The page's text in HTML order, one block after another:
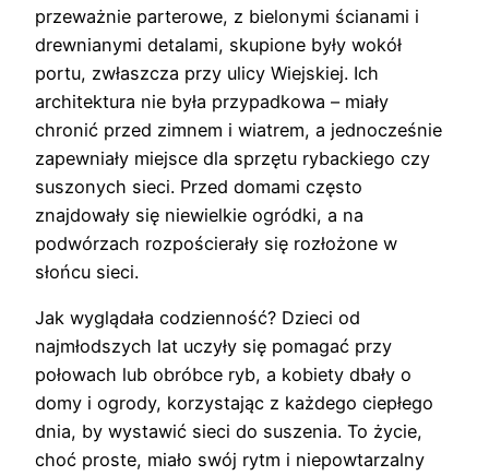
przeważnie parterowe, z bielonymi ścianami i
drewnianymi detalami, skupione były wokół
portu, zwłaszcza przy ulicy Wiejskiej. Ich
architektura nie była przypadkowa – miały
chronić przed zimnem i wiatrem, a jednocześnie
zapewniały miejsce dla sprzętu rybackiego czy
suszonych sieci. Przed domami często
znajdowały się niewielkie ogródki, a na
podwórzach rozpościerały się rozłożone w
słońcu sieci.
Jak wyglądała codzienność? Dzieci od
najmłodszych lat uczyły się pomagać przy
połowach lub obróbce ryb, a kobiety dbały o
domy i ogrody, korzystając z każdego ciepłego
dnia, by wystawić sieci do suszenia. To życie,
choć proste, miało swój rytm i niepowtarzalny